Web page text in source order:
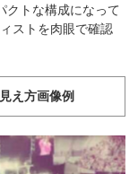
クトな構成になって
ストを肉眼で確認
え方画像例